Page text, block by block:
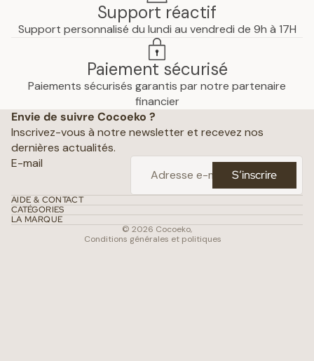
Support réactif
Support personnalisé du lundi au vendredi de 9h à 17H
Paiement sécurisé
Paiements sécurisés garantis par notre partenaire
financier
Envie de suivre Cocoeko ?
Inscrivez-vous à notre newsletter et recevez nos
dernières actualités.
E-mail
S’inscrire
AIDE & CONTACT
CATÉGORIES
LA MARQUE
© 2026 Cocoeko,
Conditions générales et politiques
Mentions légales
Conditions générales de vente
Coordonnées
Conditions d’utilisation